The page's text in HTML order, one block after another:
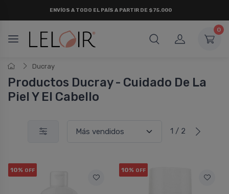
0
Ducray
Productos Ducray - Cuidado De La
Piel Y El Cabello
1 / 2
10% OFF 10% OFF